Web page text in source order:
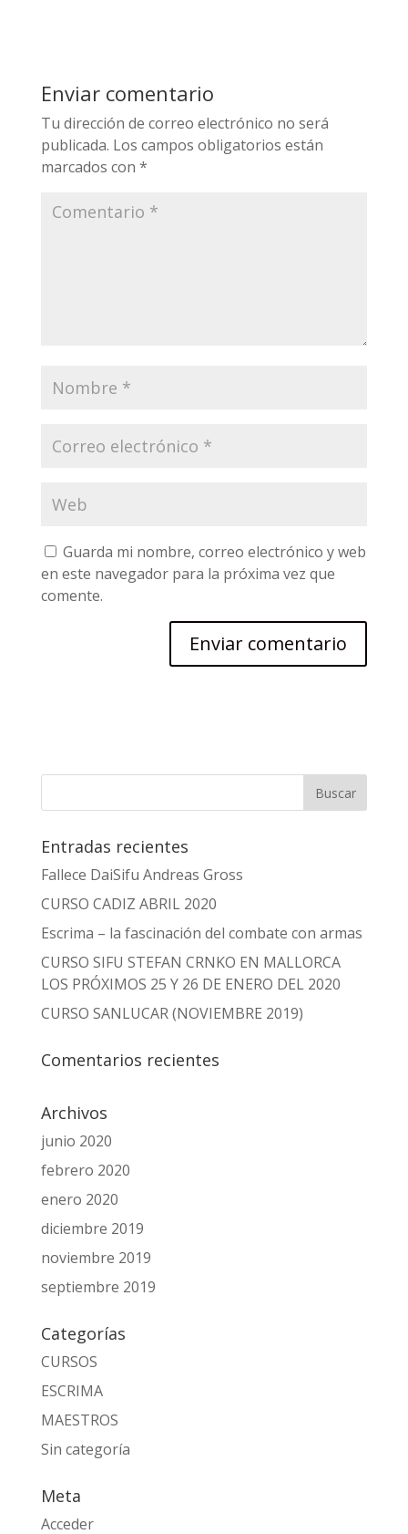
Enviar comentario
Tu dirección de correo electrónico no será
publicada. Los campos obligatorios están
marcados con *
Guarda mi nombre, correo electrónico y web
en este navegador para la próxima vez que
comente.
Entradas recientes
Fallece DaiSifu Andreas Gross
CURSO CADIZ ABRIL 2020
Escrima – la fascinación del combate con armas
CURSO SIFU STEFAN CRNKO EN MALLORCA
LOS PRÓXIMOS 25 Y 26 DE ENERO DEL 2020
CURSO SANLUCAR (NOVIEMBRE 2019)
Comentarios recientes
Archivos
junio 2020
febrero 2020
enero 2020
diciembre 2019
noviembre 2019
septiembre 2019
Categorías
CURSOS
ESCRIMA
MAESTROS
Sin categoría
Meta
Acceder